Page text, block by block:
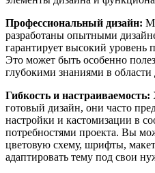
Профессиональный дизайн:
разработаны опытными
гарантирует высокий уровень
Это может быть особенно
глубокими знаниями в области
Гибкость и настраиваемость:
готовый дизайн, они часто
настройки и кастомизации в
потребностями проекта. Вы
цветовую схему, шрифты,
адаптировать тему под свои